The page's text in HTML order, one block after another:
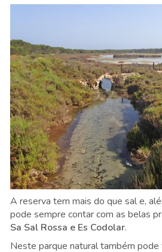
A reserva tem mais do que sal e,
pode sempre contar com as belas
Sa Sal Rossa e Es Codolar.
Neste parque natural também